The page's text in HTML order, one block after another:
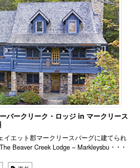
バークリーク・ロッジ in マークリース
イエット郡マークリースバーグに建てられ
Beaver Creek Lodge – Markleysbu ･ ･ ･